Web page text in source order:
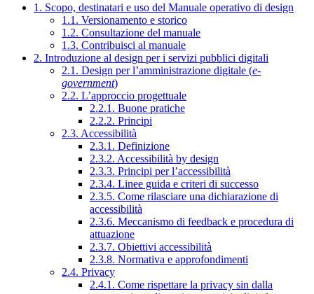
1. Scopo, destinatari e uso del Manuale operativo di design
1.1. Versionamento e storico
1.2. Consultazione del manuale
1.3. Contribuisci al manuale
2. Introduzione al design per i servizi pubblici digitali
2.1. Design per l’amministrazione digitale (e-
government)
2.2. L’approccio progettuale
2.2.1. Buone pratiche
2.2.2. Principi
2.3. Accessibilità
2.3.1. Definizione
2.3.2. Accessibilità by design
2.3.3. Principi per l’accessibilità
2.3.4. Linee guida e criteri di successo
2.3.5. Come rilasciare una dichiarazione di
accessibilità
2.3.6. Meccanismo di feedback e procedura di
attuazione
2.3.7. Obiettivi accessibilità
2.3.8. Normativa e approfondimenti
2.4. Privacy
2.4.1. Come rispettare la privacy sin dalla